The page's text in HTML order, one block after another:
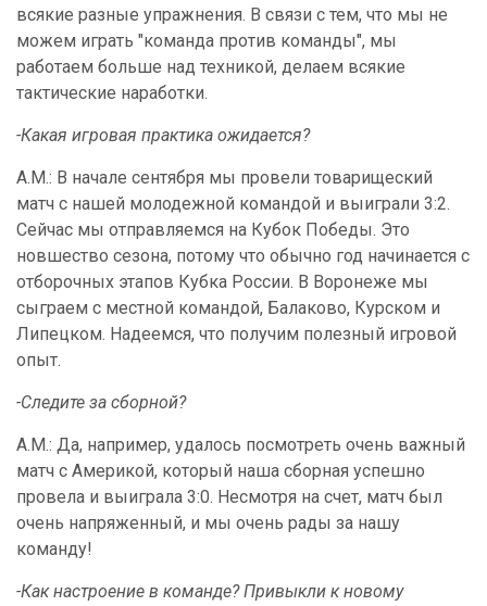
всякие разные упражнения. В связи с тем, что мы не
можем играть "команда против команды", мы
работаем больше над техникой, делаем всякие
тактические наработки.
-Какая игровая практика ожидается?
А.М.: В начале сентября мы провели товарищеский
матч с нашей молодежной командой и выиграли 3:2.
Сейчас мы отправляемся на Кубок Победы. Это
новшество сезона, потому что обычно год начинается с
отборочных этапов Кубка России. В Воронеже мы
сыграем с местной командой, Балаково, Курском и
Липецком. Надеемся, что получим полезный игровой
опыт.
-Следите за сборной?
А.М.: Да, например, удалось посмотреть очень важный
матч с Америкой, который наша сборная успешно
провела и выиграла 3:0. Несмотря на счет, матч был
очень напряженный, и мы очень рады за нашу
команду!
-Как настроение в команде? Привыкли к новому